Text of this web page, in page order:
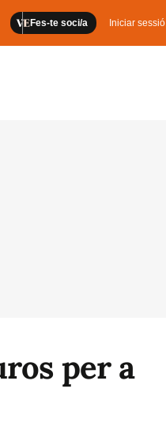
Fes-te soci/a Iniciar sessió
per a